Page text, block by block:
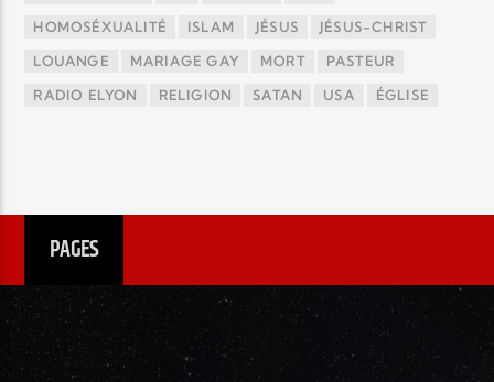
HOMOSÉXUALITÉ ISLAM JÉSUS JÉSUS-CHRIST
LOUANGE MARIAGE GAY MORT PASTEUR
RADIO ELYON RELIGION SATAN USA ÉGLISE
PAGES